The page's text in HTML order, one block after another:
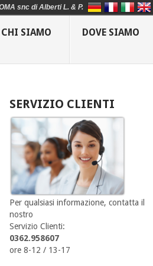
CHI SIAMO DOVE SIAMO
SERVIZIO CLIENTI
Per qualsiasi informazione, contatta il
nostro
Servizio Clienti:
0362.958607
ore 8-12 / 13-17
snc di Alberti L. & P.